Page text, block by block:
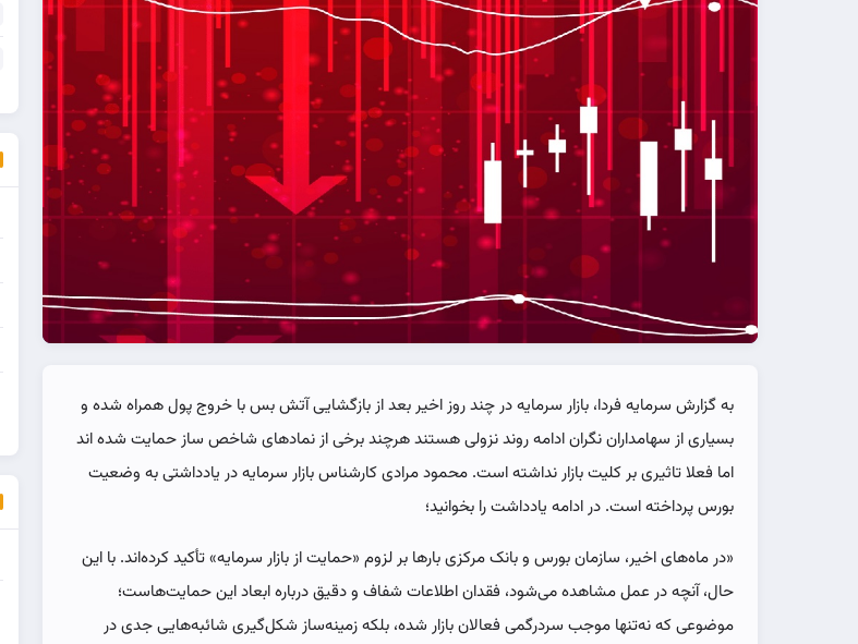
به گزارش سرمایه فردا، بازار سرمایه در چند روز اخیر بعد از بازگشایی آتش بس با خروج پول همراه شده و
بسیاری از سهامداران نگران ادامه روند نزولی هستند هرچند برخی از نمادهای شاخص ساز حمایت شده اند
اما فعلا تاثیری بر کلیت بازار نداشته است. محمود مرادی کارشناس بازار سرمایه در یادداشتی به وضعیت
بورس پرداخته است. در ادامه یادداشت را بخوانید؛
«در ماه‌های اخیر، سازمان بورس و بانک مرکزی بارها بر لزوم «حمایت از بازار سرمایه» تأکید کرده‌اند. با این
حال، آنچه در عمل مشاهده می‌شود، فقدان اطلاعات شفاف و دقیق درباره ابعاد این حمایت‌هاست؛
موضوعی که نه‌تنها موجب سردرگمی فعالان بازار شده، بلکه زمینه‌ساز شکل‌گیری شائبه‌هایی جدی در